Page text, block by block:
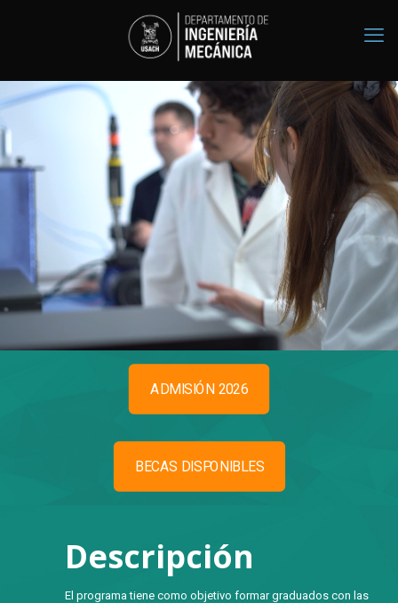
ADMISIÓN 2026
BECAS DISPONIBLES
Descripción
El programa tiene como objetivo formar graduados con las